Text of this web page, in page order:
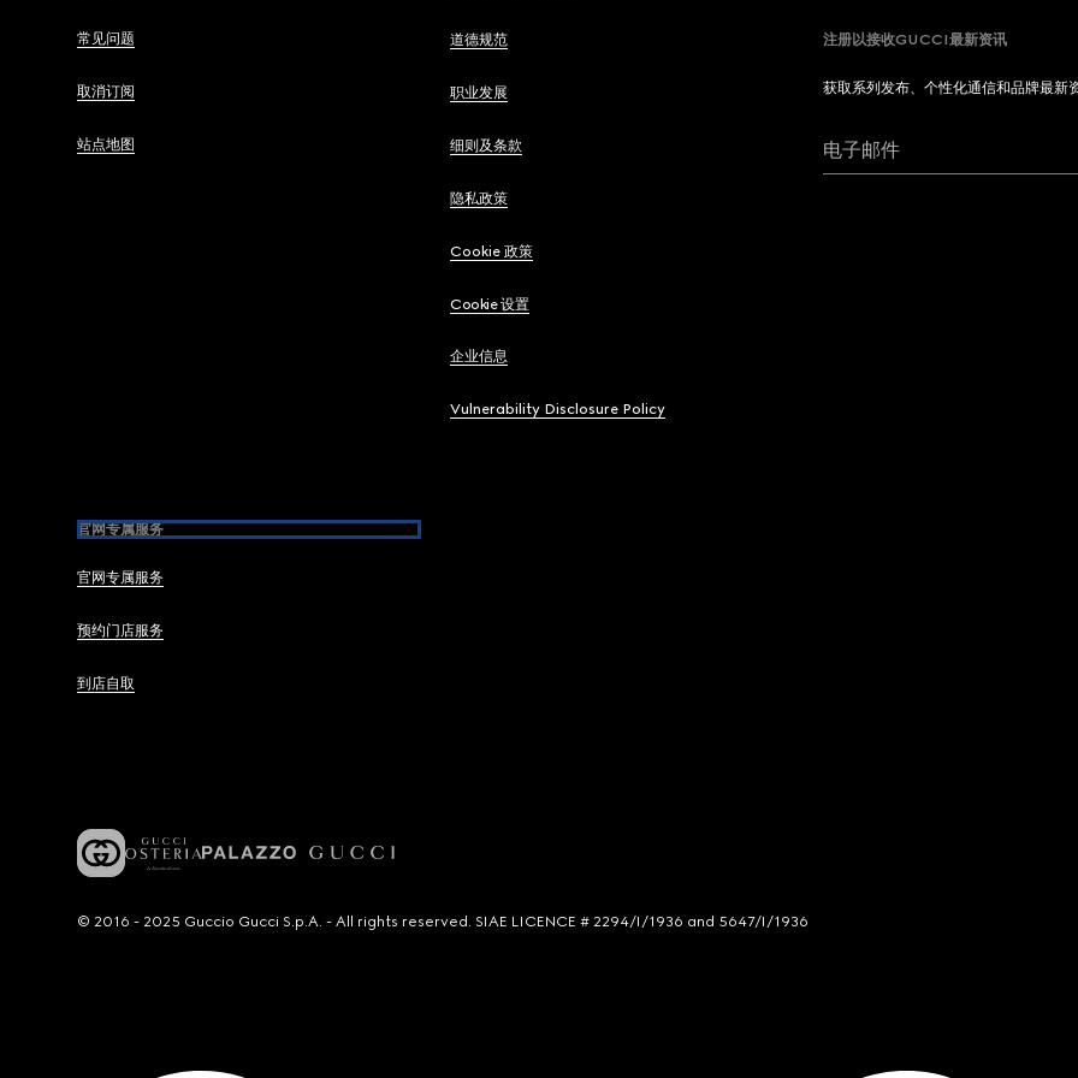
常见问题
取消订阅
站点地图
道德规范
职业发展
细则及条款
隐私政策
Cookie 政策
Cookie 设置
企业信息
Vulnerability Disclosure Policy
官网专属服务
官网专属服务
预约门店服务
到店自取
注册以接收GUCCI最新资讯
获取系列发布、个性化通信和品牌最新
电子邮件
© 2016 - 2025 Guccio Gucci S.p.A. - All rights reserved. SIAE LICENCE # 2294/I/1936 and 5647/I/1936